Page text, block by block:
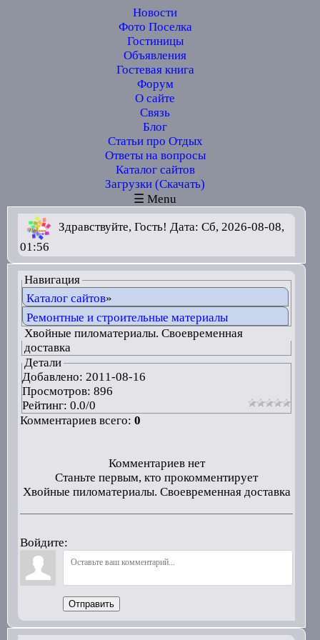
Новости
Фото Поселка
Гостиницы
Объявления
Гостевая книга
Форум
О сайте
Связь
Блог
Статьи про Отдых
Ответы на вопросы
Каталог сайтов
Загрузки (Скачать)
☰ Menu
Здравствуйте, Гость! Дата: Сб, 2026-08-08,
01:56
Навигация
Каталог сайтов»
Ремонтные и строительные материалы
Хвойные пиломатериалы. Своевременная
доставка
Детали
Добавлено: 2011-08-16
Просмотров: 896
Рейтинг: 0.0/0
Комментариев всего: 0
Комментариев нет
Станьте первым, кто прокомментирует
Хвойные пиломатериалы. Своевременная доставка
Войдите:
Отправить